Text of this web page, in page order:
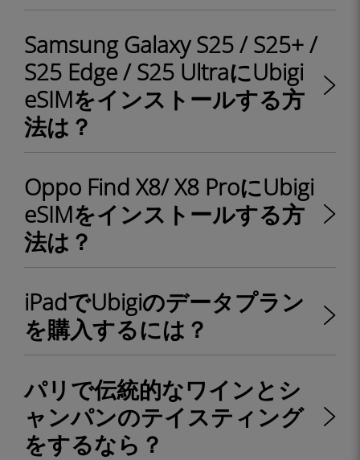
Samsung Galaxy S25 / S25+ /
S25 Edge / S25 UltraにUbigi
eSIMをインストールする方
法は？
Oppo Find X8/ X8 ProにUbigi
eSIMをインストールする方
法は？
iPadでUbigiのデータプラン
を購入するには？
パリで伝統的なワインとシ
ャンパンのテイスティング
をするなら？